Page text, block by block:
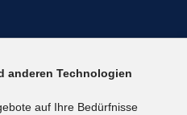
anderen Technologien
auf Ihre Bedürfnisse